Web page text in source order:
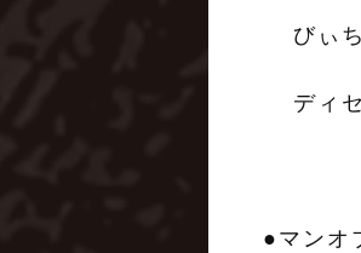
びぃち
ディセ
●マンオ